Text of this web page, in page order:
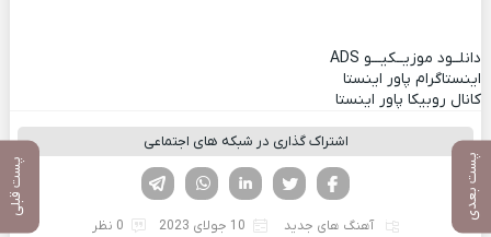
پست بعدی پست قبلی
دانلــود موزیــکیـــو ADS
اینستاگرام پاور اینستا
کانال روبیکا پاور اینستا
اشتراک گذاری در شبکه های اجتماعی
لینکدین تویتر
فیسوک
آهنگ های جدید 10 جولای 2023 0 نظر